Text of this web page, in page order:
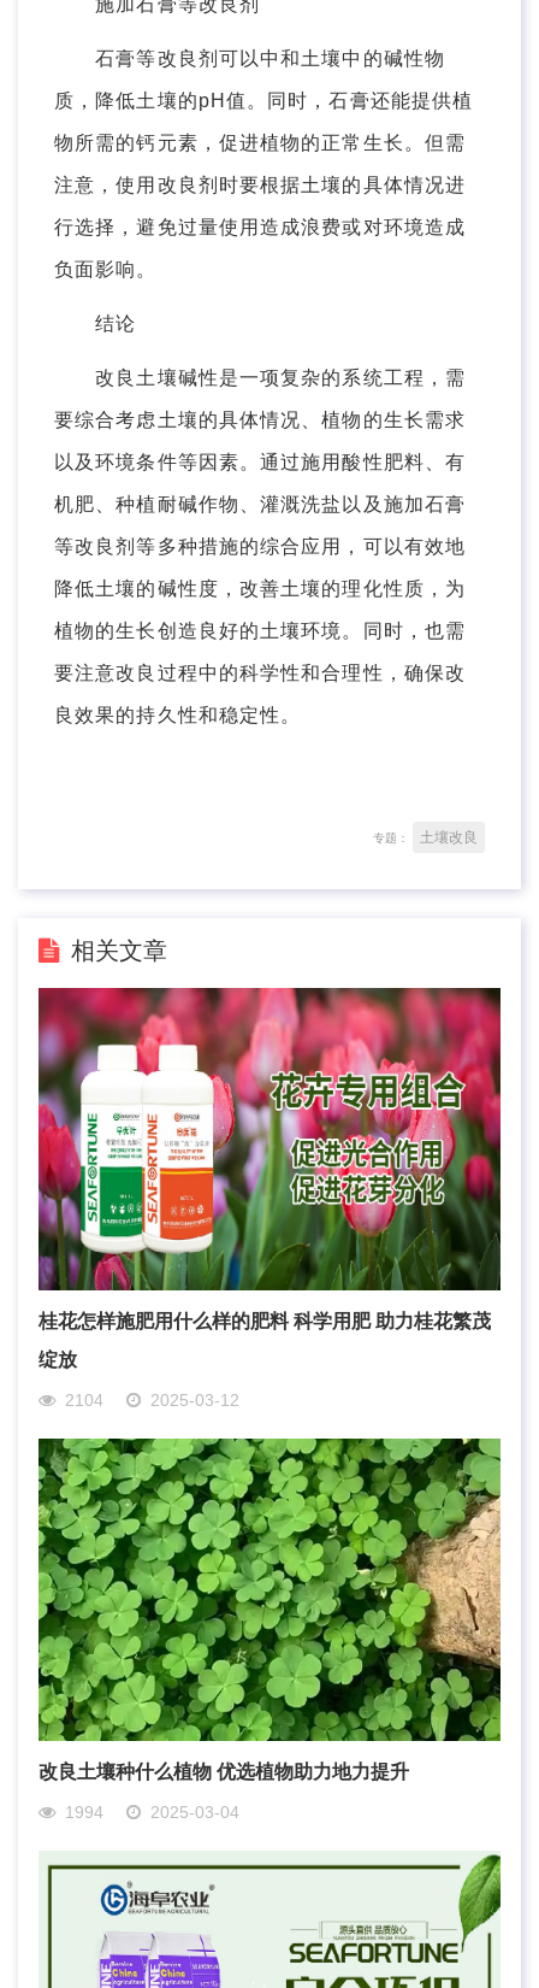
石膏等改良剂可以中和土壤中的碱性物
质，降低土壤的pH值。同时，石膏还能提供植
物所需的钙元素，促进植物的正常生长。但需
注意，使用改良剂时要根据土壤的具体情况进
行选择，避免过量使用造成浪费或对环境造成
负面影响。
结论
改良土壤碱性是一项复杂的系统工程，需
要综合考虑土壤的具体情况、植物的生长需求
以及环境条件等因素。通过施用酸性肥料、有
机肥、种植耐碱作物、灌溉洗盐以及施加石膏
等改良剂等多种措施的综合应用，可以有效地
降低土壤的碱性度，改善土壤的理化性质，为
植物的生长创造良好的土壤环境。同时，也需
要注意改良过程中的科学性和合理性，确保改
良效果的持久性和稳定性。
专题： 土壤改良
相关文章
桂花怎样施肥用什么样的肥料 科学用肥 助力桂花繁茂
绽放
2104 2025-03-12
改良土壤种什么植物 优选植物助力地力提升
1994 2025-03-04